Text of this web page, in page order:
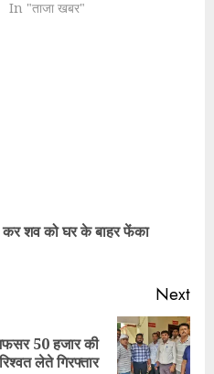
In "ताजा खबर"
शव को घर के बाहर फेंका
Next
50 हजार की
रिश्वत लेते गिरफ्तार